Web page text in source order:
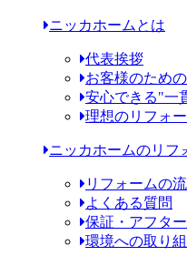
ニッカホームとは
代表挨拶
お客様のため
安心できる"一
理想のリフォ
ニッカホームのリフ
リフォームの
よくある質問
保証・アフタ
環境への取り